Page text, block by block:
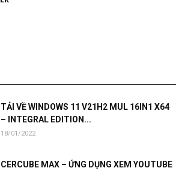
TẢI VỀ WINDOWS 11 V21H2 MUL 16IN1 X64
– INTEGRAL EDITION...
18/01/2022
CERCUBE MAX – ỨNG DỤNG XEM YOUTUBE